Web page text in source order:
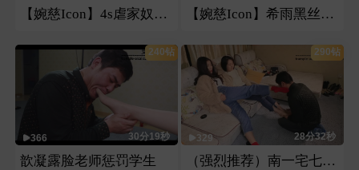
【婉慈Icon】4s虐家奴（此部视频有玉娘） 【婉慈Icon】希雨黑丝花式喂食羞辱
240钻
366 30分19秒
歆凝露脸老师惩罚学生
290钻
329 28分32秒
（强烈推荐）南一宅七棉袜裸足虐脸